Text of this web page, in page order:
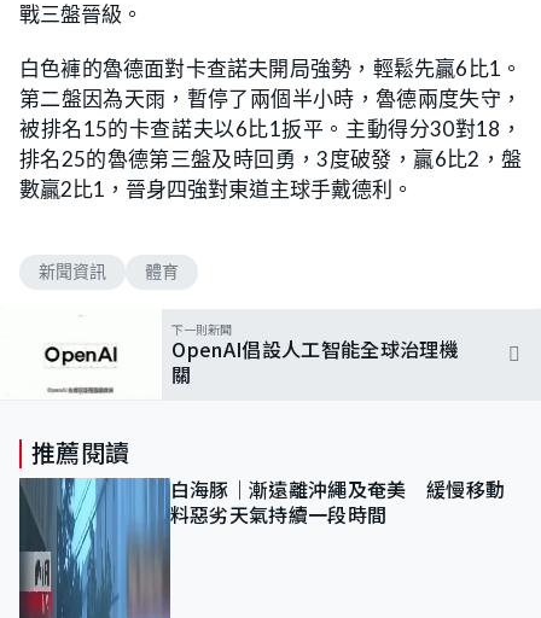
戰三盤晉級。
白色褲的魯德面對卡查諾夫開局強勢，輕鬆先贏6比1。
第二盤因為天雨，暫停了兩個半小時，魯德兩度失守，
被排名15的卡查諾夫以6比1扳平。主動得分30對18，
排名25的魯德第三盤及時回勇，3度破發，贏6比2，盤
數贏2比1，晉身四強對東道主球手戴德利。
新聞資訊 體育
下一則新聞
OpenAI倡設人工智能全球治理機
關
推薦閱讀
白海豚｜漸遠離沖繩及奄美 緩慢移動
料惡劣天氣持續一段時間